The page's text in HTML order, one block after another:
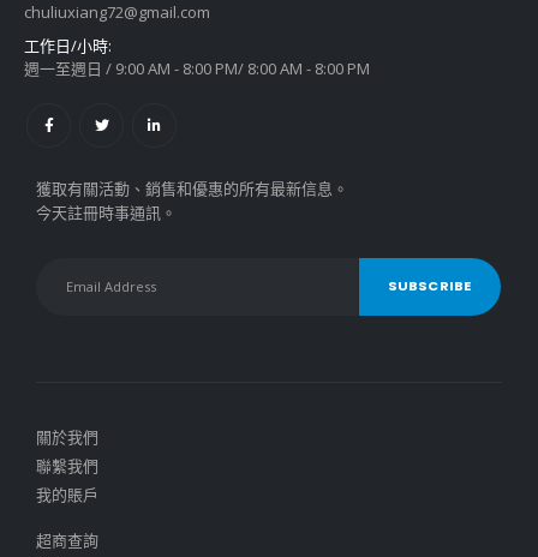
chuliuxiang72@gmail.com
工作日/小時:
週一至週日 / 9:00 AM - 8:00 PM/ 8:00 AM - 8:00 PM
獲取有關活動、銷售和優惠的所有最新信息。
今天註冊時事通訊。
關於我們
聯繫我們
我的賬戶
超商查詢